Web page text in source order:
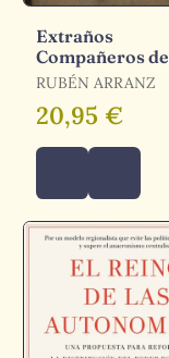
Extraños
Compañeros de
Trama
RUBÉN ARRANZ
20,95 €